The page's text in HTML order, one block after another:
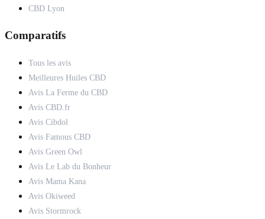
CBD Lyon
Comparatifs
Tous les avis
Meilleures Huiles CBD
Avis La Ferme du CBD
Avis CBD.fr
Avis Cibdol
Avis Famous CBD
Avis Green Owl
Avis Le Lab du Bonheur
Avis Mama Kana
Avis Okiweed
Avis Stormrock